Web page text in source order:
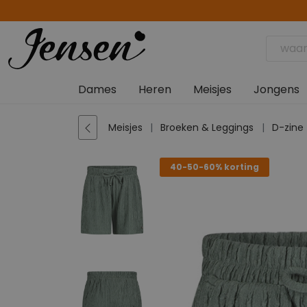
Dames Heren Meisjes Jongens
Meisjes Broeken & Leggings D-zine
40-50-60% korting